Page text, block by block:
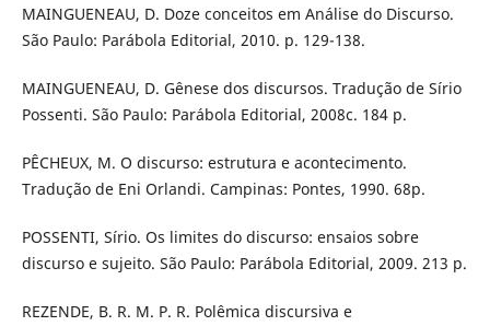
MAINGUENEAU, D. Doze conceitos em Análise do Discurso.
São Paulo: Parábola Editorial, 2010. p. 129-138.
MAINGUENEAU, D. Gênese dos discursos. Tradução de Sírio
Possenti. São Paulo: Parábola Editorial, 2008c. 184 p.
PÊCHEUX, M. O discurso: estrutura e acontecimento.
Tradução de Eni Orlandi. Campinas: Pontes, 1990. 68p.
POSSENTI, Sírio. Os limites do discurso: ensaios sobre
discurso e sujeito. São Paulo: Parábola Editorial, 2009. 213 p.
REZENDE, B. R. M. P. R. Polêmica discursiva e